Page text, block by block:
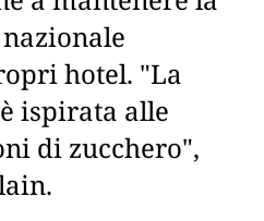
hotel. "La
ispirata alle
di zucchero",